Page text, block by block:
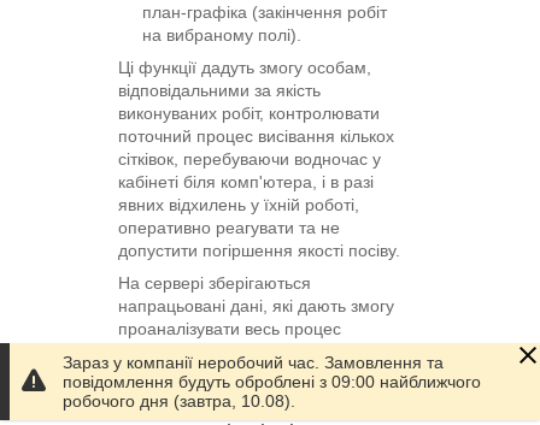
план-графіка (закінчення робіт
на вибраному полі).
Ці функції дадуть змогу особам,
відповідальними за якість
виконуваних робіт, контролювати
поточний процес висівання кількох
сітківок, перебуваючи водночас у
кабінеті біля комп'ютера, і в разі
явних відхилень у їхній роботі,
оперативно реагувати та не
допустити погіршення якості посіву.
На сервері зберігаються
напрацьовані дані, які дають змогу
проаналізувати весь процес
За бажанням користувачів дані з
сервера ТОВ «Трак» можуть бути
Зараз у компанії неробочий час. Замовлення та
повідомлення будуть оброблені з 09:00 найближчого
робочого дня (завтра, 10.08).